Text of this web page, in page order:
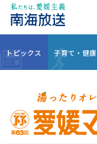
トピックス 子育て・健康